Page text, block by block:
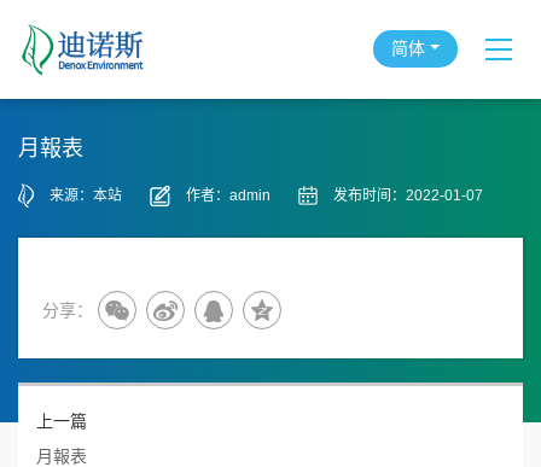
简体
月報表
来源：本站 作者：admin 发布时间：2022-01-07
分享：
上一篇
月報表